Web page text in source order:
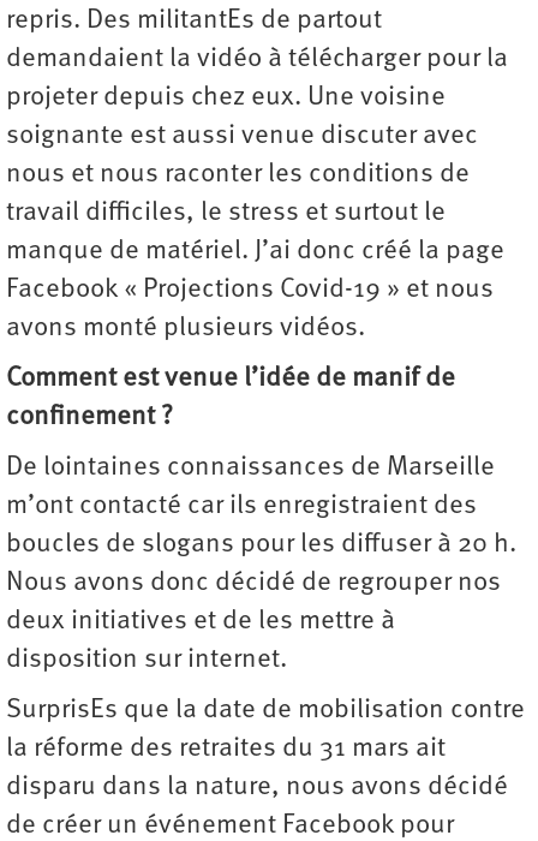
repris. Des militantEs de partout
demandaient la vidéo à télécharger pour la
projeter depuis chez eux. Une voisine
soignante est aussi venue discuter avec
nous et nous raconter les conditions de
travail difficiles, le stress et surtout le
manque de matériel. J’ai donc créé la page
Facebook « Projections Covid-19 » et nous
avons monté plusieurs vidéos.
Comment est venue l’idée de manif de
confinement ?
De lointaines connaissances de Marseille
m’ont contacté car ils enregistraient des
boucles de slogans pour les diffuser à 20 h.
Nous avons donc décidé de regrouper nos
deux initiatives et de les mettre à
disposition sur internet.
SurprisEs que la date de mobilisation contre
la réforme des retraites du 31 mars ait
disparu dans la nature, nous avons décidé
de créer un événement Facebook pour